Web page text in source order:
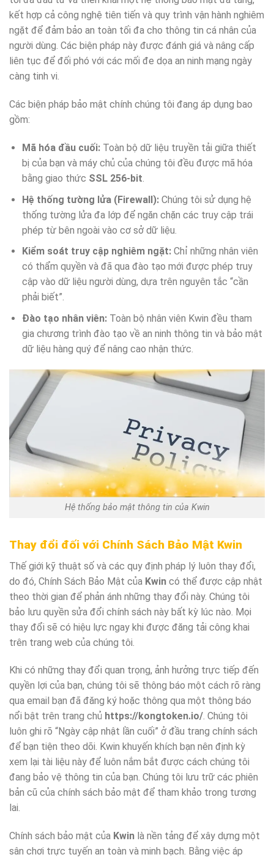
kết hợp cả công nghệ tiên tiến và quy trình vận hành nghiêm
ngặt để đảm bảo an toàn tối đa cho thông tin cá nhân của
người dùng. Các biện pháp này được đánh giá và nâng cấp
liên tục để đối phó với các mối đe dọa an ninh mạng ngày
càng tinh vi.
Các biện pháp bảo mật chính chúng tôi đang áp dụng bao
gồm:
Mã hóa đầu cuối:Toàn bộ dữ liệu truyền tải giữa thiết
bị của bạn và máy chủ của chúng tôi đều được mã hóa
bằng giao thức SSL 256-bit.
Hệ thống tường lửa (Firewall):Chúng tôi sử dụng hệ
thống tường lửa đa lớp để ngăn chặn các truy cập trái
phép từ bên ngoài vào cơ sở dữ liệu.
Kiểm soát truy cập nghiêm ngặt:Chỉ những nhân viên
có thẩm quyền và đã qua đào tạo mới được phép truy
cập vào dữ liệu người dùng, dựa trên nguyên tắc “cần
phải biết”.
Đào tạo nhân viên:Toàn bộ nhân viên Kwin đều tham
gia chương trình đào tạo về an ninh thông tin và bảo mật
dữ liệu hàng quý để nâng cao nhận thức.
Hệ thống bảo mật thông tin của Kwin
Thay đổi đối với Chính Sách Bảo Mật Kwin
Thế giới kỹ thuật số và các quy định pháp lý luôn thay đổi,
do đó, Chính Sách Bảo Mật của Kwin có thể được cập nhật
theo thời gian để phản ánh những thay đổi này. Chúng tôi
bảo lưu quyền sửa đổi chính sách này bất kỳ lúc nào. Mọi
thay đổi sẽ có hiệu lực ngay khi được đăng tải công khai
trên trang web của chúng tôi.
Khi có những thay đổi quan trọng, ảnh hưởng trực tiếp đến
quyền lợi của bạn, chúng tôi sẽ thông báo một cách rõ ràng
qua email bạn đã đăng ký hoặc thông qua một thông báo
nổi bật trên trang chủ https://kongtoken.io/. Chúng tôi
luôn ghi rõ “Ngày cập nhật lần cuối” ở đầu trang chính sách
để bạn tiện theo dõi. Kwin khuyến khích bạn nên định kỳ
xem lại tài liệu này để luôn nắm bắt được cách chúng tôi
đang bảo vệ thông tin của bạn. Chúng tôi lưu trữ các phiên
bản cũ của chính sách bảo mật để tham khảo trong tương
lai.
Chính sách bảo mật của Kwin là nền tảng để xây dựng một
sân chơi trực tuyến an toàn và minh bạch. Bằng việc áp